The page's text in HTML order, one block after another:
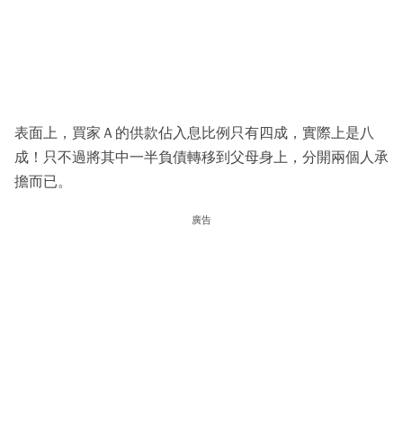
表面上，買家Ａ的供款佔入息比例只有四成，實際上是八
成！只不過將其中一半負債轉移到父母身上，分開兩個人承
擔而已。
廣告